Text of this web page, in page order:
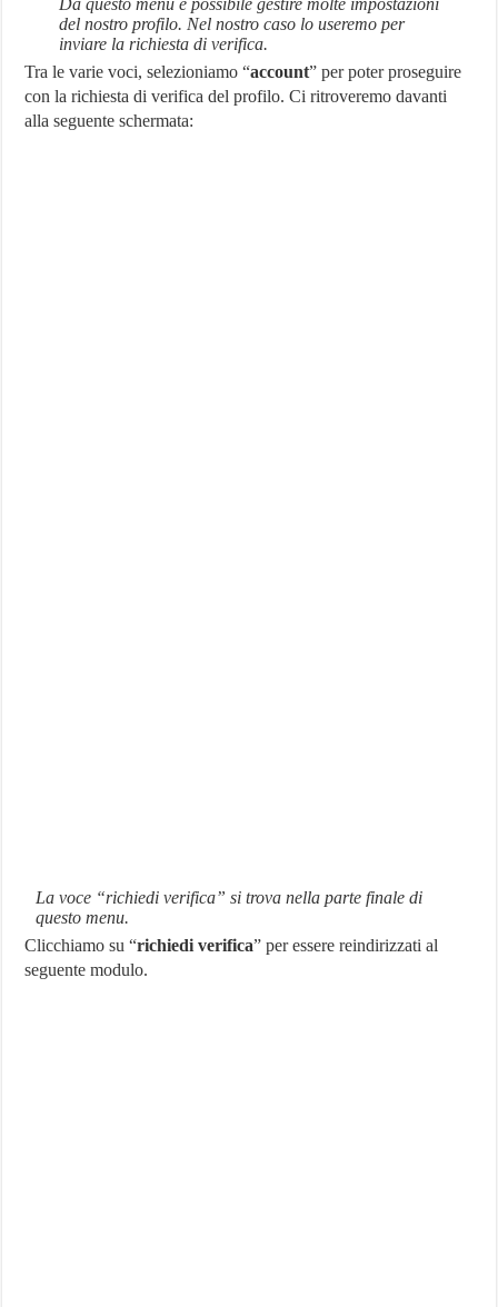
Da questo menu è possibile gestire molte impostazioni
del nostro profilo. Nel nostro caso lo useremo per
inviare la richiesta di verifica.
Tra le varie voci, selezioniamo “account” per poter proseguire
con la richiesta di verifica del profilo. Ci ritroveremo davanti
alla seguente schermata:
La voce “richiedi verifica” si trova nella parte finale di
questo menu.
Clicchiamo su “richiedi verifica” per essere reindirizzati al
seguente modulo.